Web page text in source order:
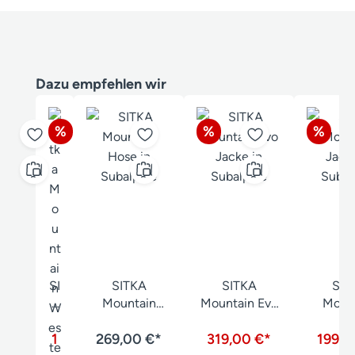
Produktgalerie überspringen
Dazu empfehlen wir
Rabatt
%
SI
T
A
1
SITKA
Mountain
269,00 €*
Rabatt
%
SITKA
Mountain Evo
319,00 €*
%